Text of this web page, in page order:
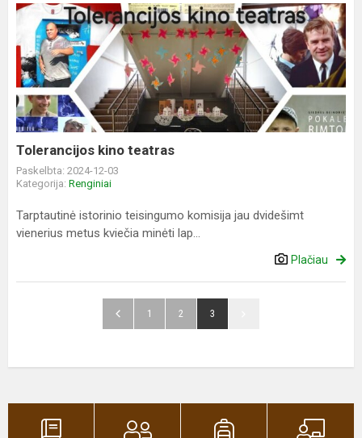
Tolerancijos
kino
teatras
Tolerancijos kino teatras
Paskelbta: 2024-12-03
Kategorija: Renginiai
Tarptautinė istorinio teisingumo komisija jau dvidešimt
vienerius metus kviečia minėti lap...
Plačiau
1 2 3